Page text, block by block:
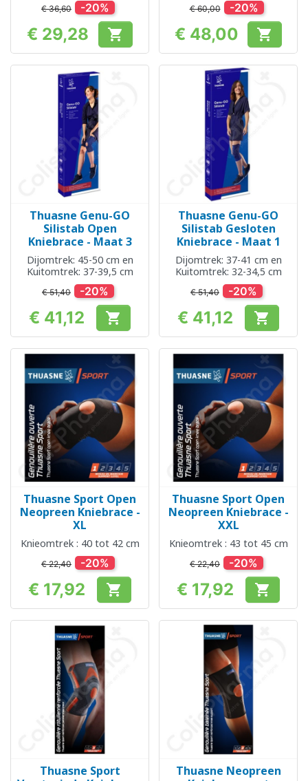
€ 36,60 -20%
Prijs
€ 29,28 
€ 60,00 -20%
Prijs
€ 48,00 
Thuasne Genu-GO
Silistab Open
Kniebrace - Maat 3
Dijomtrek: 45-50 cm en
Kuitomtrek: 37-39,5 cm
€ 51,40 -20%
Prijs
€ 41,12 
Thuasne Genu-GO
Silistab Gesloten
Kniebrace - Maat 1
Dijomtrek: 37-41 cm en
Kuitomtrek: 32-34,5 cm
€ 51,40 -20%
Prijs
€ 41,12 
Thuasne Sport Open
Neopreen Kniebrace -
XL
Knieomtrek : 40 tot 42 cm
€ 22,40 -20%
Prijs
€ 17,92 
Thuasne Sport Open
Neopreen Kniebrace -
XXL
Knieomtrek : 43 tot 45 cm
€ 22,40 -20%
Prijs
€ 17,92 
Thuasne Sport
Thuasne Neopreen